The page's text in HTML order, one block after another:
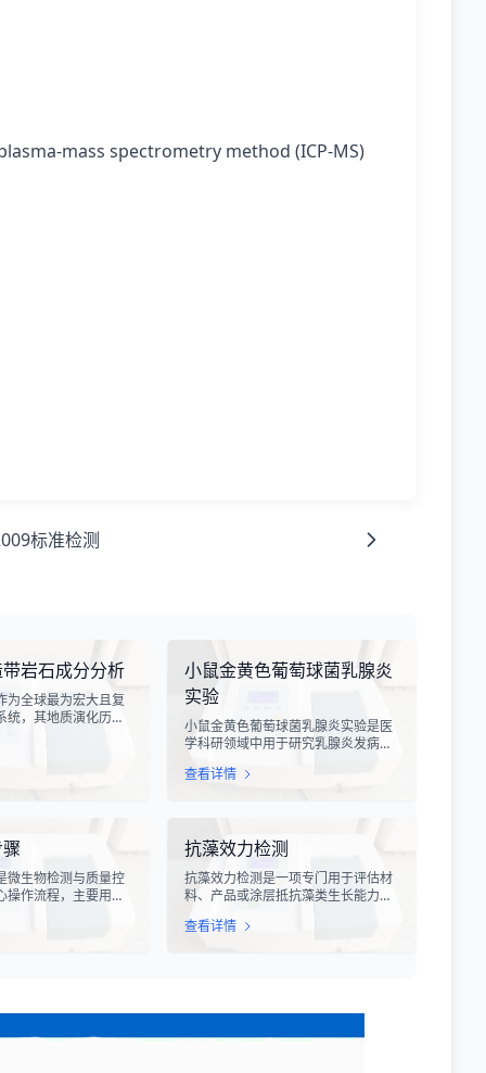
mass spectrometry method (ICP-MS)
标准检测
岩石成分分析
为全球最为宏大且复
统，其地质演化历史
洋的开裂与闭合过
化学分析手段，对
各类岩石样本进行主
素以及同位素组成的
。
小鼠金黄色葡萄球菌乳腺炎
实验
小鼠金黄色葡萄球菌乳腺炎实验是医
学科研领域中用于研究乳腺炎发病机
动物模型实验。乳腺炎作为哺乳期女
乳腺炎的主要病原菌之一，因其高致
通过构建小鼠金黄色葡萄球菌乳腺感
染模型，科研人员能够在可控的实验
条件下，深入探究病原菌与宿主之间
的相互作用，揭示
查看详情
微生物检测与质量控
操作流程，主要用于
及环境监测等行
，科研人员和质量控
判断样品是否受到微
抗藻效力检测
抗藻效力检测是一项专门用于评估材
料、产品或涂层抵抗藻类生长能力的
是一种广泛分布的微生物，能够在潮
的物理性能造成损害，缩短产品的使
用寿命。因此，抗藻效力检测在建筑
查看详情